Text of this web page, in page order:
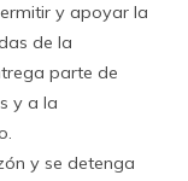
y apoyar la
de la
parte de
y a la
y se detenga